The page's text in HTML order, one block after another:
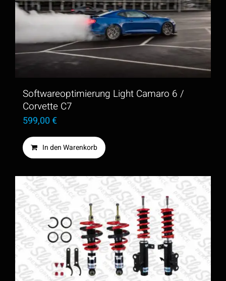
auf.
Die
Optionen
können
der
werden
Softwareoptimierung Light Camaro 6 /
Corvette C7
599,00€
In den Warenkorb